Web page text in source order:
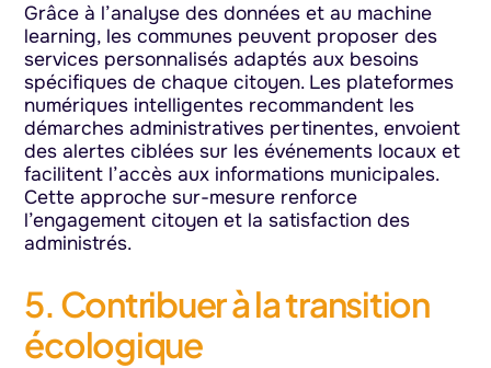
Grâce à l’analyse des données et au machine
learning, les communes peuvent proposer des
services personnalisés adaptés aux besoins
spécifiques de chaque citoyen. Les plateformes
numériques intelligentes recommandent les
démarches administratives pertinentes, envoient
des alertes ciblées sur les événements locaux et
facilitent l’accès aux informations municipales.
Cette approche sur-mesure renforce
l’engagement citoyen et la satisfaction des
administrés.
5. Contribuer à la transition
écologique